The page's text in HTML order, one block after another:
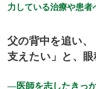
力している治療や患者
父の背中を追い
支えたい」と、
医師を志したきっ